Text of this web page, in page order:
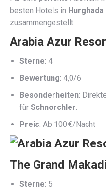
besten Hotels in
zusammengestellt:
Arabia Azur
Sterne: 4
Bewertung: 4,0/6
Besonderheiten:
für Schnorchler.
Preis: Ab 100 €/Nacht
The Grand Makadi
Sterne: 5